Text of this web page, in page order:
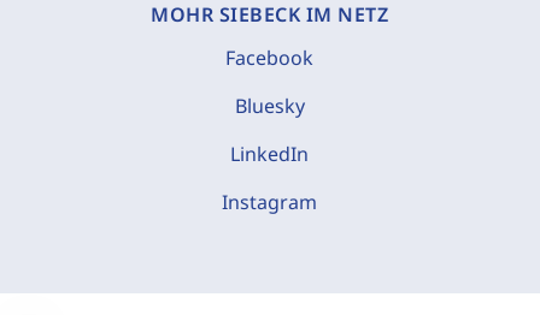
MOHR SIEBECK IM NETZ
Facebook
Bluesky
LinkedIn
Instagram